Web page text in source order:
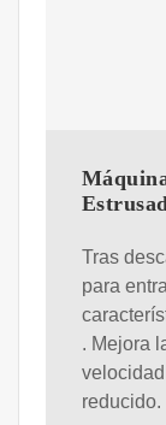
Tras
para
. Mejora
reducido.